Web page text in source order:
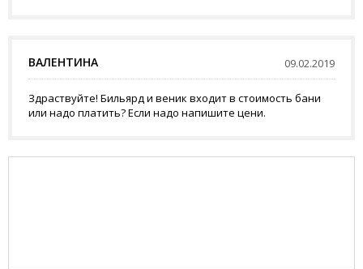
ВАЛЕНТИНА 09.02.2019
Здраствуйте! Бильярд и веник входит в стоимость бани
или надо платить? Если надо напишите цени.